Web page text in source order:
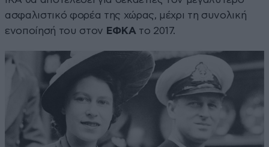
ασφαλιστικό φορέα της χώρας, μέχρι τη συνολική
ενοποίησή του στον ΕΦΚΑ το 2017.